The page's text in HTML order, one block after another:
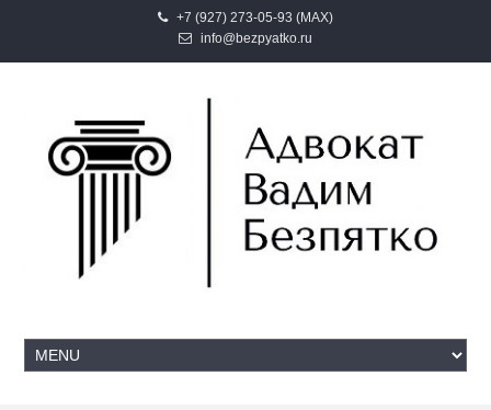
+7 (927) 273-05-93 (MAX)
info@bezpyatko.ru